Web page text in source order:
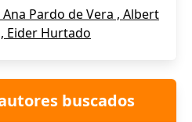
Pardo de Vera , Albert
Eider Hurtado
buscados